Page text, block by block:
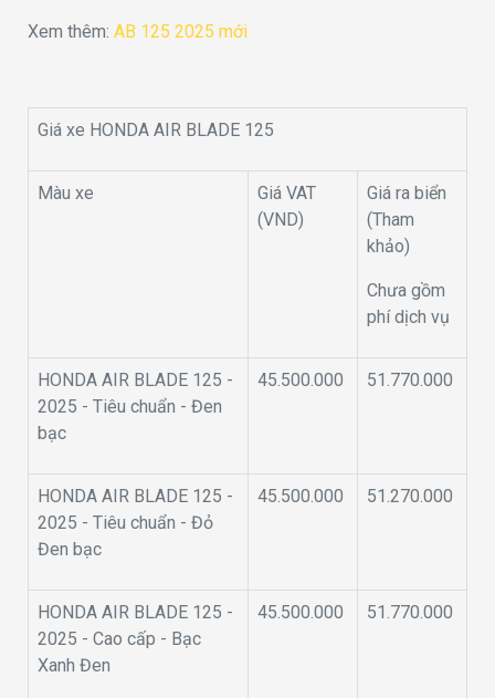
Xem thêm: AB 125 2025 mới
Giá xe HONDA AIR BLADE 125
Màu xe
Giá VAT
(VND)
Giá ra biển
(Tham
khảo)
Chưa gồm
phí dịch vụ
HONDA AIR BLADE 125 -
2025 - Tiêu chuẩn - Đen
bạc
45.500.000 51.770.000
HONDA AIR BLADE 125 -
2025 - Tiêu chuẩn - Đỏ
Đen bạc
45.500.000 51.270.000
HONDA AIR BLADE 125 -
2025 - Cao cấp - Bạc
Xanh Đen
45.500.000 51.770.000